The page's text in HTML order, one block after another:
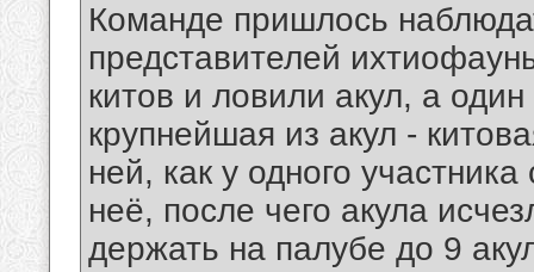
Команде пришлось
представителей
китов и ловили акул, а
крупнейшая из акул -
ней, как у одного
неё, после чего акула
держать на палубе до 9